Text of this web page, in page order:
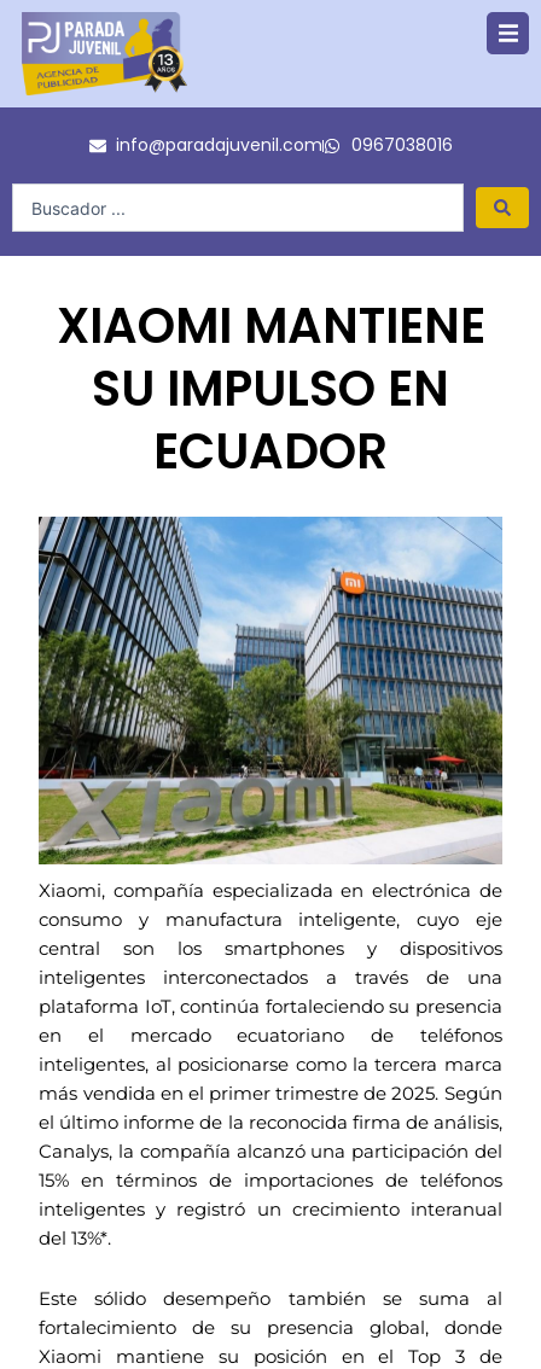
contenido
info@paradajuvenil.com 0967038016
XIAOMI MANTIENE
SU IMPULSO EN
ECUADOR
Xiaomi, compañía especializada en electrónica de
consumo y manufactura inteligente, cuyo eje
central son los smartphones y dispositivos
inteligentes interconectados a través de una
plataforma IoT, continúa fortaleciendo su presencia
en el mercado ecuatoriano de teléfonos
inteligentes, al posicionarse como la tercera marca
más vendida en el primer trimestre de 2025. Según
el último informe de la reconocida firma de análisis,
Canalys, la compañía alcanzó una participación del
15% en términos de importaciones de teléfonos
inteligentes y registró un crecimiento interanual
del 13%*.
Este sólido desempeño también se suma al
fortalecimiento de su presencia global, donde
Xiaomi mantiene su posición en el Top 3 de